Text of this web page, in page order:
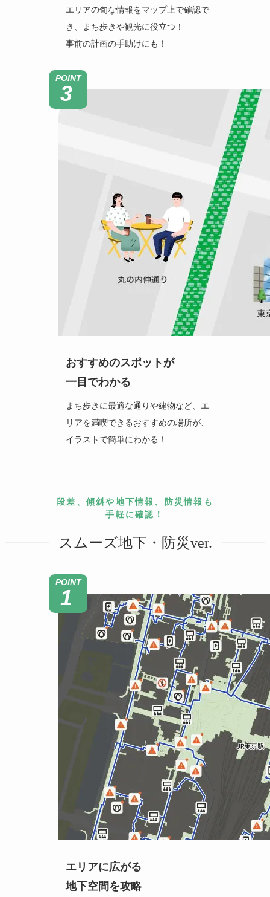
エリアの旬な情報をマップ上で確認で
き、まち歩きや観光に役立つ！
事前の計画の手助けにも！
POINT
3
おすすめのスポットが
一目でわかる
まち歩きに最適な通りや建物など、エ
リアを満喫できるおすすめの場所が、
イラストで簡単にわかる！
段差、傾斜や地下情報、防災情報も
手軽に確認！
スムーズ地下・防災ver.
POINT
1
エリアに広がる
地下空間を攻略